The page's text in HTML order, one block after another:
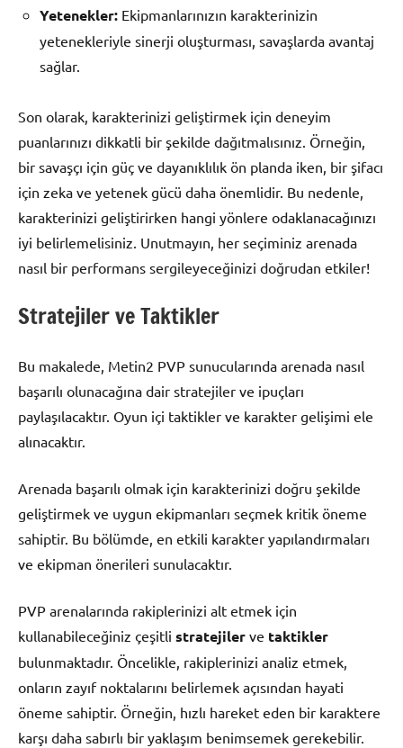
Yetenekler: Ekipmanlarınızın karakterinizin
yetenekleriyle sinerji oluşturması, savaşlarda avantaj
sağlar.
Son olarak, karakterinizi geliştirmek için deneyim
puanlarınızı dikkatli bir şekilde dağıtmalısınız. Örneğin,
bir savaşçı için güç ve dayanıklılık ön planda iken, bir şifacı
için zeka ve yetenek gücü daha önemlidir. Bu nedenle,
karakterinizi geliştirirken hangi yönlere odaklanacağınızı
iyi belirlemelisiniz. Unutmayın, her seçiminiz arenada
nasıl bir performans sergileyeceğinizi doğrudan etkiler!
Stratejiler ve Taktikler
Bu makalede, Metin2 PVP sunucularında arenada nasıl
başarılı olunacağına dair stratejiler ve ipuçları
paylaşılacaktır. Oyun içi taktikler ve karakter gelişimi ele
alınacaktır.
Arenada başarılı olmak için karakterinizi doğru şekilde
geliştirmek ve uygun ekipmanları seçmek kritik öneme
sahiptir. Bu bölümde, en etkili karakter yapılandırmaları
ve ekipman önerileri sunulacaktır.
PVP arenalarında rakiplerinizi alt etmek için
kullanabileceğiniz çeşitli stratejiler ve taktikler
bulunmaktadır. Öncelikle, rakiplerinizi analiz etmek,
onların zayıf noktalarını belirlemek açısından hayati
öneme sahiptir. Örneğin, hızlı hareket eden bir karaktere
karşı daha sabırlı bir yaklaşım benimsemek gerekebilir.